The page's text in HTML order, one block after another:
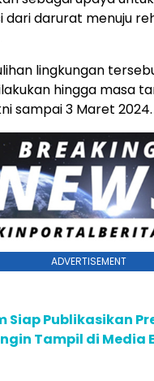
dari darurat menuju
lingkungan
hingga masa
sampai 3 Maret 2024.
ADVERTISEMENT
Siap Publikasikan
Tampil di Media